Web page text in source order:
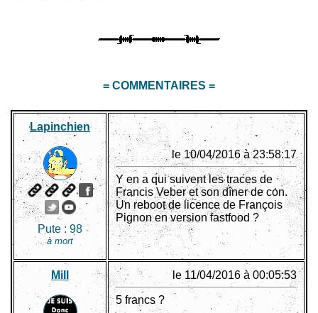
= COMMENTAIRES =
Lapinchien
Pute : 98
à mort
le 10/04/2016 à 23:58:17
Y en a qui suivent les traces de
Francis Veber et son dîner de con.
Un reboot de licence de François
Pignon en version fastfood ?
Mill le 11/04/2016 à 00:05:53
5 francs ?